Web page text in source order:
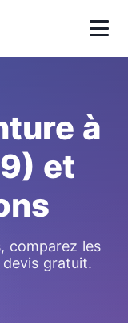
à
et
comparez les
gratuit.